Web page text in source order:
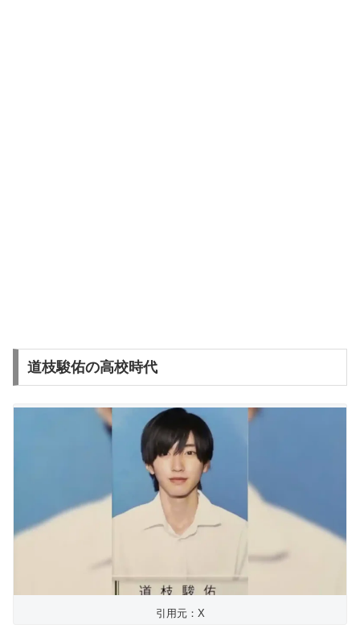
道枝駿佑の高校時代
引用元：X